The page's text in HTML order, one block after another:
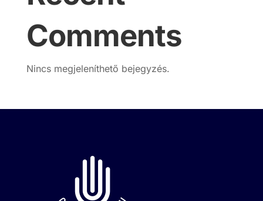
Comments
Nincs megjeleníthető bejegyzés.